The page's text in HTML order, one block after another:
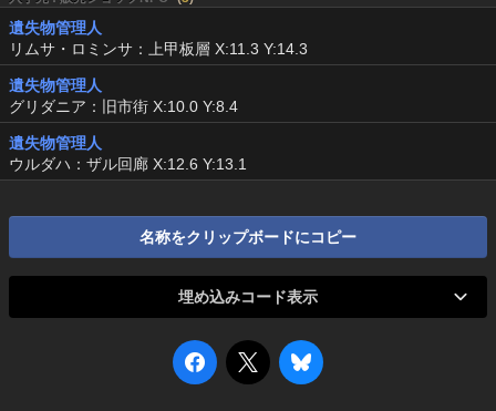
遺失物管理人
リムサ・ロミンサ：上甲板層 X:11.3 Y:14.3
遺失物管理人
グリダニア：旧市街 X:10.0 Y:8.4
遺失物管理人
ウルダハ：ザル回廊 X:12.6 Y:13.1
名称をクリップボードにコピー
埋め込みコード表示